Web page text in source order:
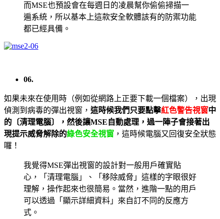
而MSE也預設會在每週日的凌晨幫你偷偷掃描一
遍系統，所以基本上這款安全軟體該有的防禦功能
都已經具備。
06.
如果未來在使用時（例如從網路上正要下載一個檔案），出現
偵測到病毒的彈出視窗， 這時候我們只要點擊紅色警告視窗中
的〔清理電腦〕，然後讓MSE自動處理，過一陣子會接著出
現提示威脅解除的綠色安全視窗 ，這時候電腦又回復安全狀態
囉！
我覺得MSE彈出視窗的設計對一般用戶確實貼
心，「清理電腦」、「移除威脅」這樣的字眼很好
理解，操作起來也很簡易。當然，進階一點的用戶
可以透過「顯示詳細資料」來自訂不同的反應方
式。